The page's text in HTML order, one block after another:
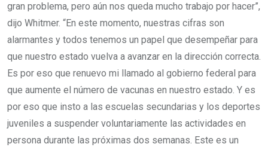
gran problema, pero aún nos queda mucho trabajo por hacer”,
dijo Whitmer. “En este momento, nuestras cifras son
alarmantes y todos tenemos un papel que desempeñar para
que nuestro estado vuelva a avanzar en la dirección correcta.
Es por eso que renuevo mi llamado al gobierno federal para
que aumente el número de vacunas en nuestro estado. Y es
por eso que insto a las escuelas secundarias y los deportes
juveniles a suspender voluntariamente las actividades en
persona durante las próximas dos semanas. Este es un